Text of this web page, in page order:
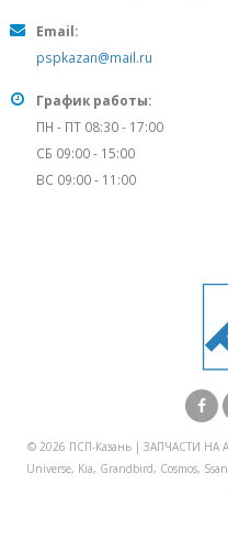
Email:
pspkazan@mail.ru
График работы:
ПН - ПТ 08:30 - 17:00
СБ 09:00 - 15:00
ВС 09:00 - 11:00
© 2026 ПСП-Казань | ЗАПЧАСТИ НА
Universe, Kia, Grandbird, Cosmos,